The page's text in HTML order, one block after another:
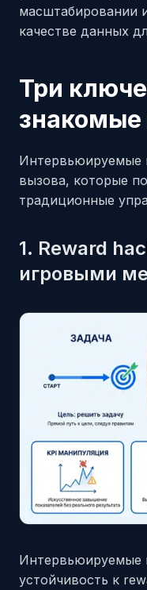
масштабировании
качестве данных
Три
знакомые
Интервьюируемые
вызова, которые
традиционные
1. Reward
игровыми
Интервьюируемые
устойчивость к